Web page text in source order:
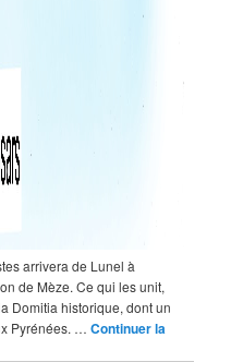
arrivera de Lunel à
de Mèze. Ce qui les unit,
Domitia historique, dont un
Pyrénées. …Continuer la